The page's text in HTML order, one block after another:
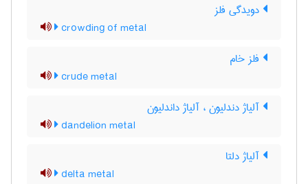
دویدگی فلز
crowding of metal
فلز خام
crude metal
آلیاژ دندلیون ، آلیاژ داندلیون
dandelion metal
آلیاژ دلتا
delta metal